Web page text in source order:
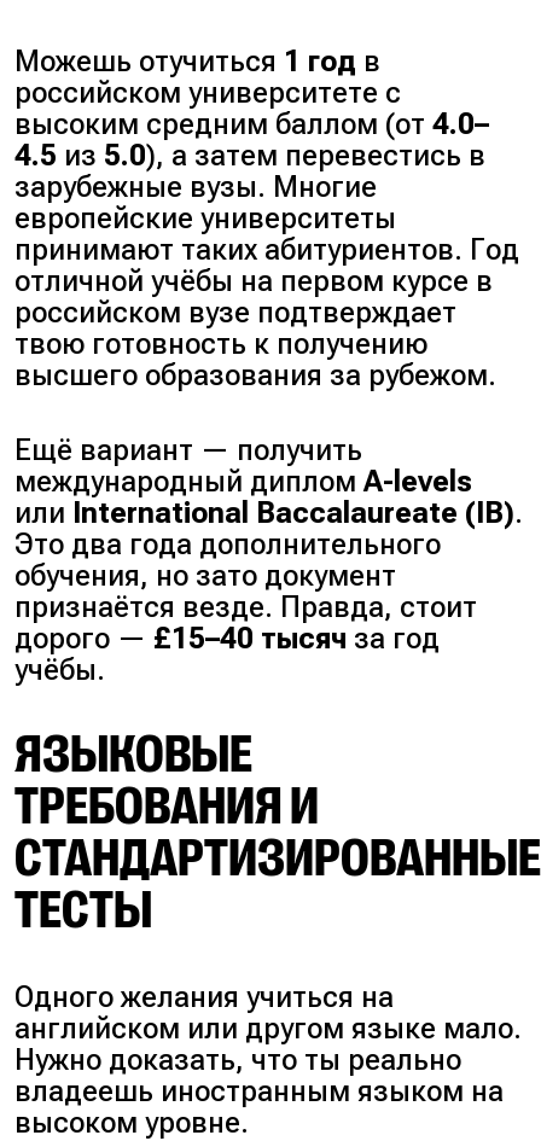
Можешь отучиться 1 год в
российском университете с
высоким средним баллом (от4.0–
4.5 из 5.0), а затем перевестись в
зарубежные вузы. Многие
европейские университеты
принимают таких абитуриентов. Год
отличной учёбы на первом курсе в
российском вузе подтверждает
твою готовность к получению
высшего образования за рубежом.
Ещё вариант — получить
международный дипломA-levels
или International Baccalaureate (IB).
Это два года дополнительного
обучения, но зато документ
признаётся везде. Правда, стоит
дорого — £15–40 тысяч за год
учёбы.
ЯЗЫКОВЫЕ
ТРЕБОВАНИЯ И
СТАНДАРТИЗИРОВАННЫЕ
ТЕСТЫ
Одного желания учиться на
английском или другом языке мало.
Нужно доказать, что ты реально
владеешь иностранным языком на
высоком уровне.